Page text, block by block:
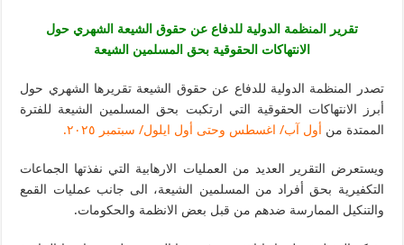
تقرير المنظمة الدولية للدفاع عن حقوق الشيعة الشهري حول
الانتهاكات الحقوقية بحق المسلمين الشيعة
تصدر المنظمة الدولية للدفاع عن حقوق الشيعة تقريرها الشهري حول
أبرز الانتهاكات الحقوقية التي ارتكبت بحق المسلمين الشيعة للفترة
الممتدة من أول آب/ اغسطس وحتى أول ايلول/ سبتمبر ٢٠٢٥.
ويستعرض التقرير العديد من العمليات الارهابية التي نفذتها الجماعات
التكفيرية بحق أفراد من المسلمين الشيعة، الى جانب عمليات القمع
والتنكيل الممارسة ضدهم من قبل بعض الانظمة والحكومات.